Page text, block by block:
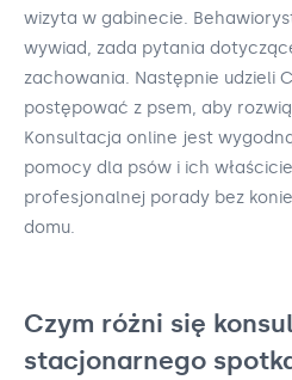
wizyta w gabinecie.
wywiad, zada pytania
zachowania. Następnie udzieli
postępować z psem, aby
Konsultacja online jest
pomocy dla psów i ich
profesjonalnej porady bez
domu.
Czym różni się
stacjonarnego